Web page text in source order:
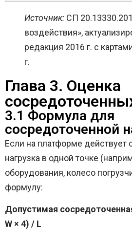
Источник: СП
воздействия»,
редакция 2016 г. с
г.
Глава 3. Оценка
3.1 Формула для
сосредоточенной
Если на платформе действует
нагрузка в одной точке
оборудования, колесо
формулу:
Допустимая
W × 4) / L